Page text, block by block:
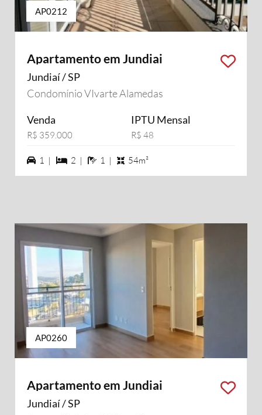
AP0212
Apartamento em Jundiai
Jundiaí / SP
Condomínio VIvarte Alamedas
Venda
R$ 359.000
IPTU Mensal
R$ 48
1 vagas na garagem
1 | 2 dormiórios
2 | 1 banheiros
1 | 54m²
AP0260
Apartamento em Jundiai
Jundiaí / SP